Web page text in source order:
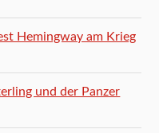
Hemingway am Krieg
und der Panzer